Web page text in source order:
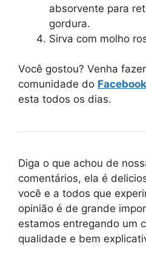
absorvente para
gordura.
Sirva com molho
Você gostou? Venha
comunidade do Facebook
esta todos os dias.
Diga o que achou de
comentários, ela é
você e a todos que
opinião é de grande
estamos entregando um
qualidade e bem